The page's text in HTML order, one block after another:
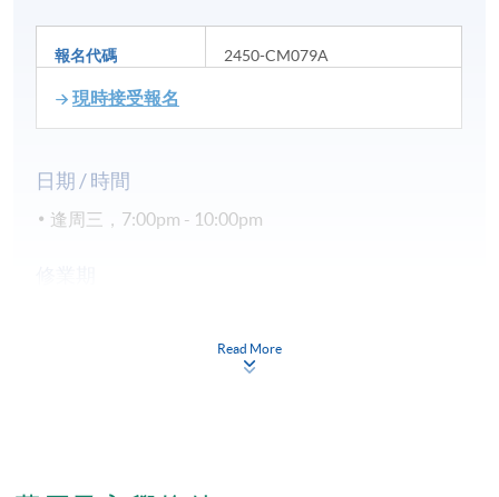
報名代碼 2450-CM079A
現時接受報名
日期 / 時間
逢周三，7:00pm - 10:00pm
Read More